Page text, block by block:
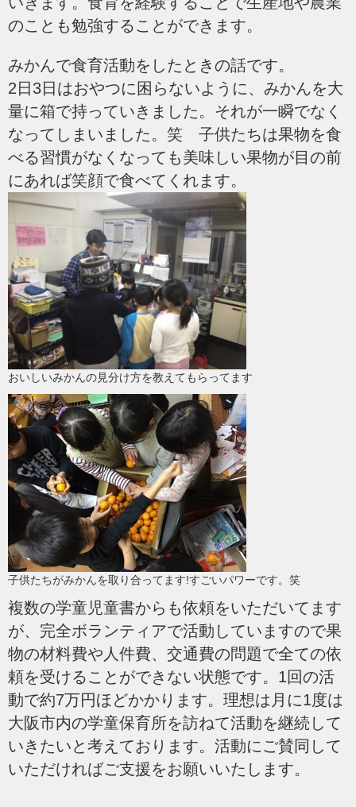
のことも勉強することができます。
みかんで食育活動をしたときの話です。
2日3日はおやつに困らないように、みかんを大
量に箱で持っていきました。それが一瞬でなく
なってしまいました。笑 子供たちは果物を食
べる習慣がなくなっても美味しい果物が目の前
にあれば笑顔で食べてくれます。
おいしいみかんの見分け方を教えてもらってます
子供たちがみかんを取り合ってます!すごいパワーです。笑
複数の学童児童書からも依頼をいただいてます
が、完全ボランティアで活動していますので果
物の材料費や人件費、交通費の問題で全ての依
頼を受けることができない状態です。1回の活
動で約7万円ほどかかります。理想は月に1度は
大阪市内の学童保育所を訪ねて活動を継続して
いきたいと考えております。活動にご賛同して
いただければご支援をお願いいたします。